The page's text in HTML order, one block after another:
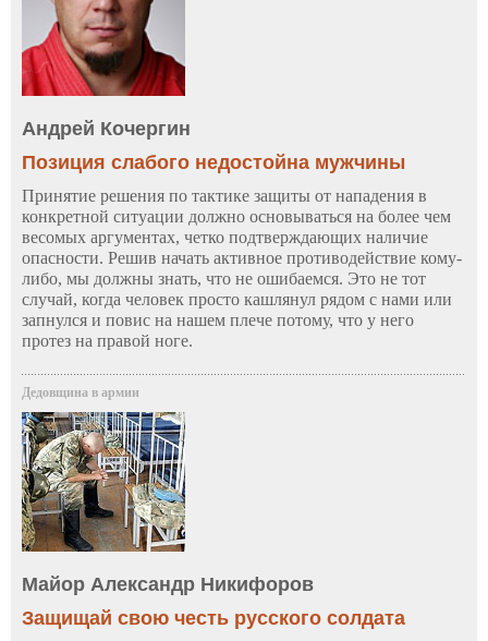
Андрей Кочергин
Позиция слабого недостойна мужчины
Принятие решения по тактике защиты от нападения в
конкретной ситуации должно основываться на более чем
весомых аргументах, четко подтверждающих наличие
опасности. Решив начать активное противодействие кому-
либо, мы должны знать, что не ошибаемся. Это не тот
случай, когда человек просто кашлянул рядом с нами или
запнулся и повис на нашем плече потому, что у него
протез на правой ноге.
Дедовщина в армии
Майор Александр Никифоров
Защищай свою честь русского солдата